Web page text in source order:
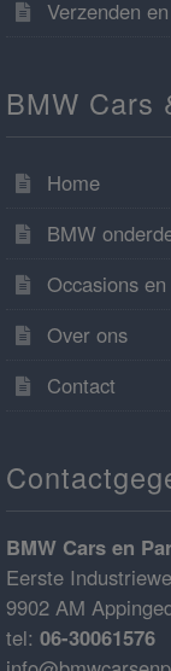
Verzenden
BMW Cars
Home
BMW
Occasions en
Over ons
Contact
BMW Cars en
Eerste
9902 AM
tel: 06-30061576